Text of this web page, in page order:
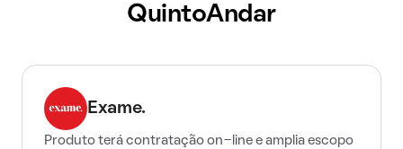
QuintoAndar
Exame.
Produto terá contratação on-line e amplia escopo